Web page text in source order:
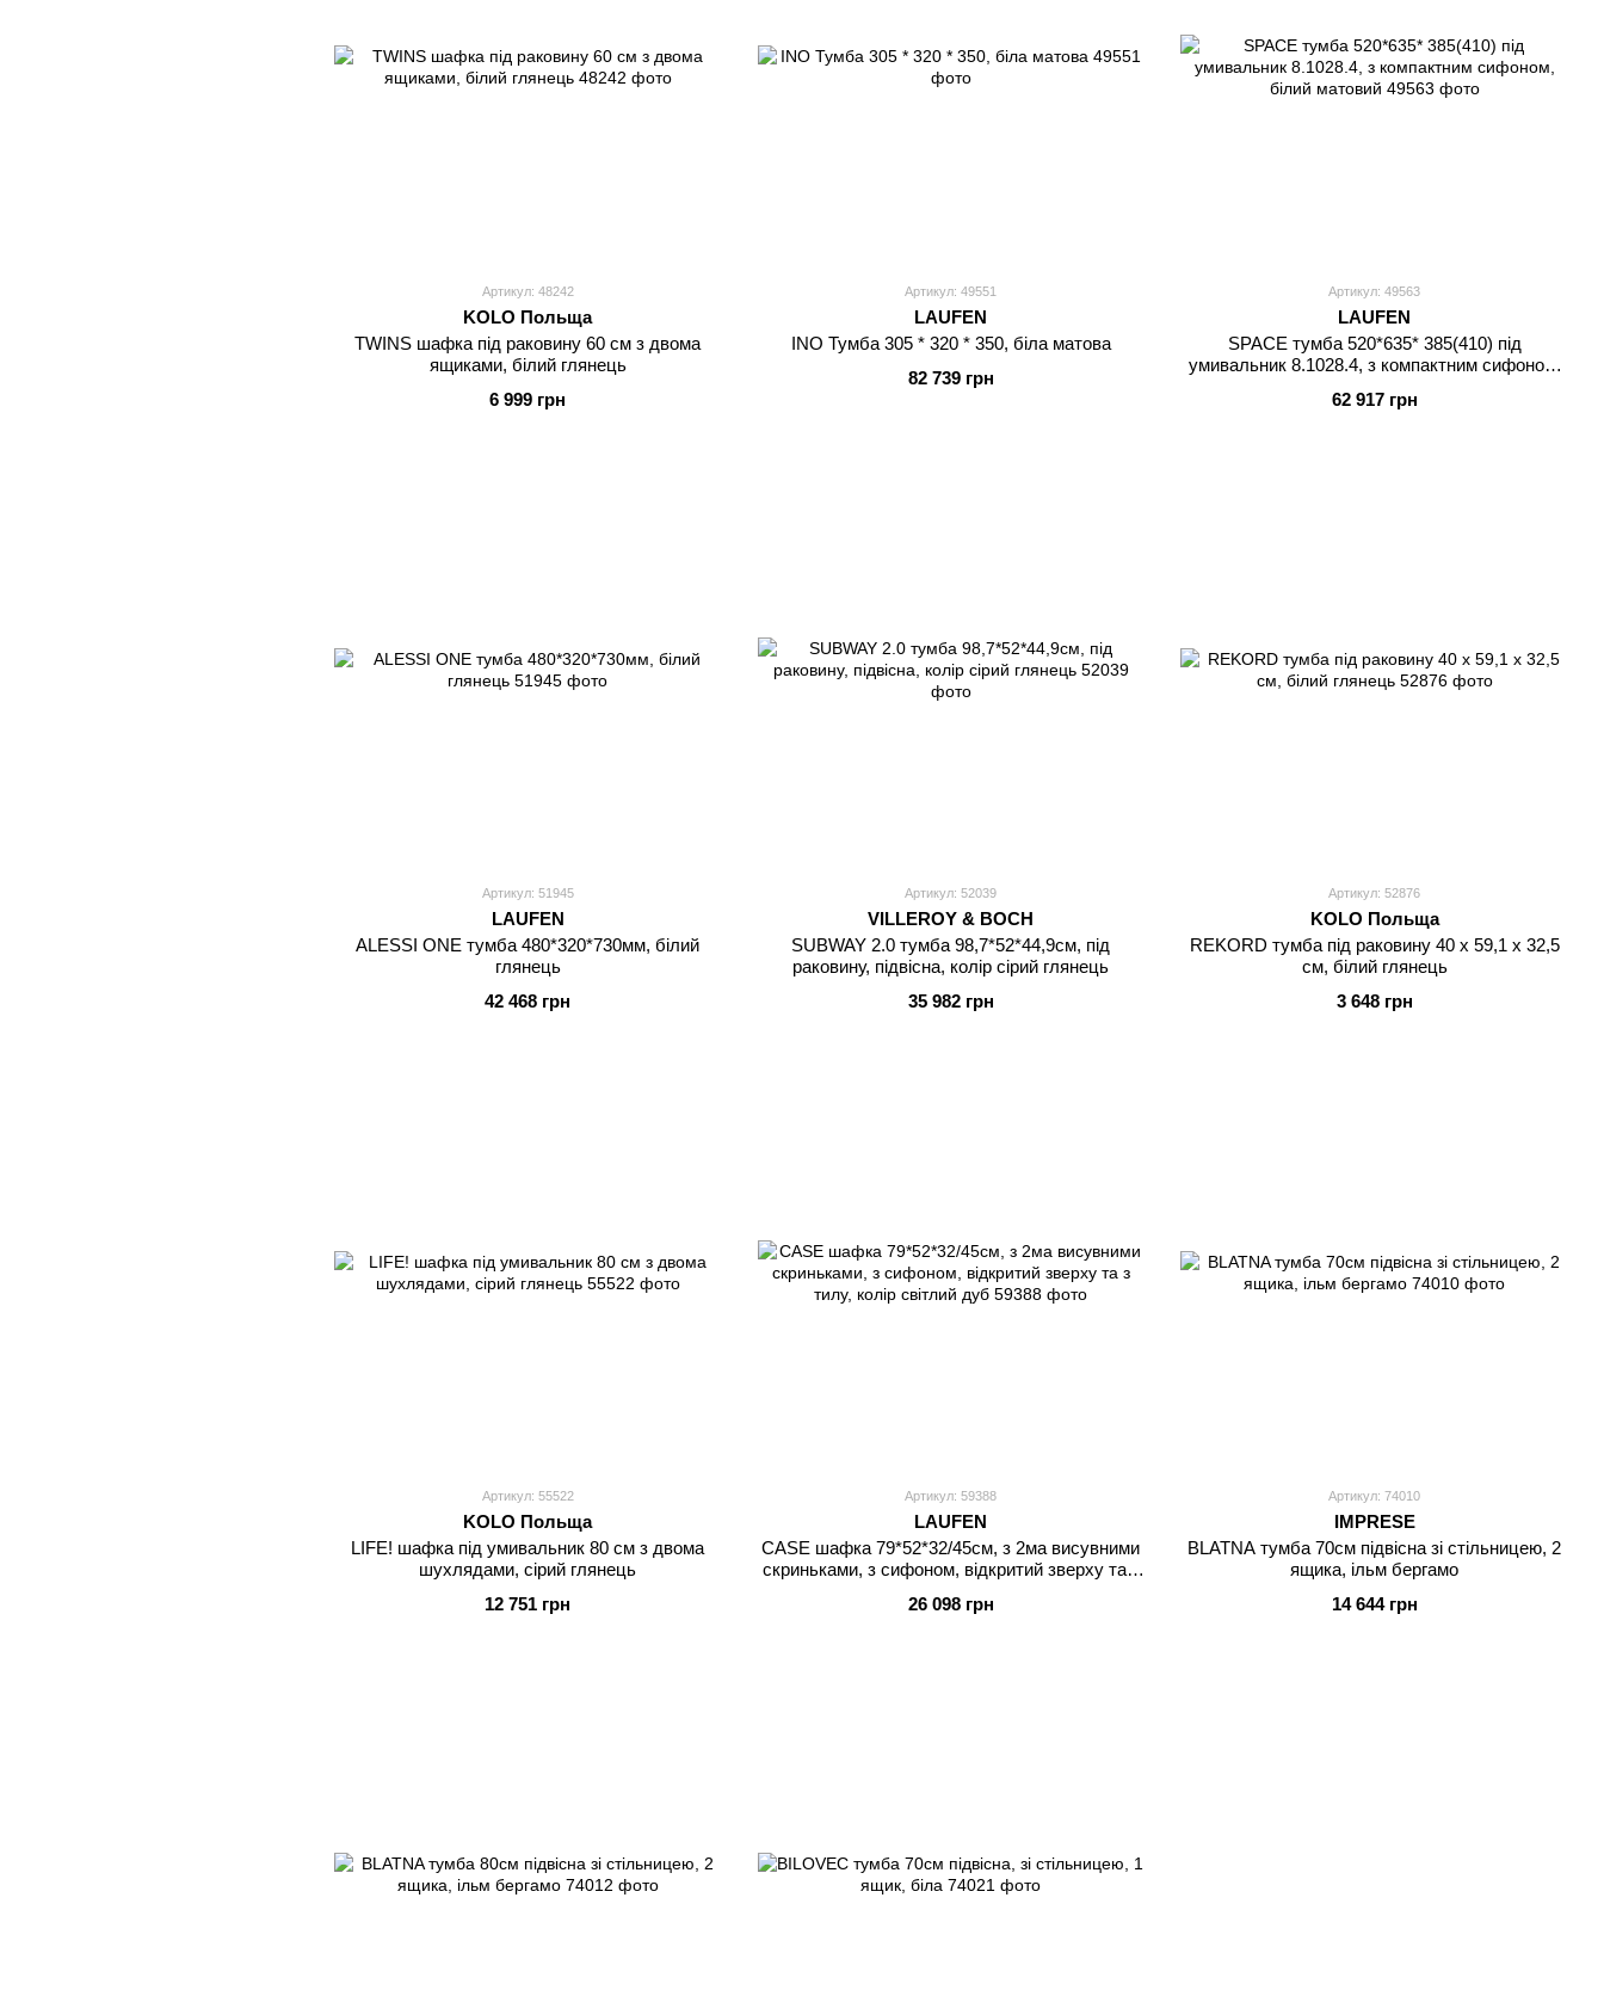
Артикул: 48242
KOLO Польща
TWINS шафка під раковину 60 см з двома
ящиками, білий глянець
6 999 грн
Артикул: 49551
LAUFEN
INO Тумба 305 * 320 * 350, біла матова
82 739 грн
Артикул: 49563
LAUFEN
SPACE тумба 520*635* 385(410) під
умивальник 8.1028.4, з компактним сифоном,
62 917 грн
Артикул: 51945
LAUFEN
ALESSI ONE тумба 480*320*730мм, білий
глянець
42 468 грн
Артикул: 52039
VILLEROY & BOCH
SUBWAY 2.0 тумба 98,7*52*44,9см, під
раковину, підвісна, колір сірий глянець
35 982 грн
Артикул: 52876
KOLO Польща
REKORD тумба пiд раковину 40 х 59,1 х 32,5
см, білий глянець
3 648 грн
Артикул: 55522
KOLO Польща
LIFE! шафка під умивальник 80 см з двома
шухлядами, сірий глянець
12 751 грн
Артикул: 59388
LAUFEN
CASE шафка 79*52*32/45см, з 2ма висувними
скриньками, з сифоном, відкритий зверху та з
26 098 грн
Артикул: 74010
IMPRESE
BLATNA тумба 70см підвісна зі стільницею, 2
ящика, ільм бергамо
14 644 грн